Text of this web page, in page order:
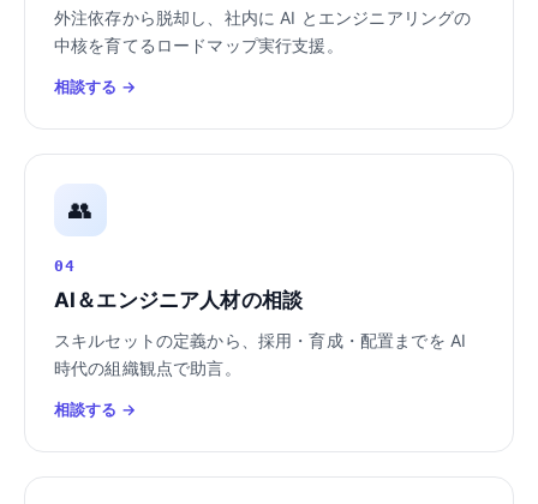
外注依存から脱却し、社内に AI とエンジニアリングの
中核を育てるロードマップ実行支援。
相談する →
👥
04
AI＆エンジニア人材の相談
スキルセットの定義から、採用・育成・配置までを AI
時代の組織観点で助言。
相談する →